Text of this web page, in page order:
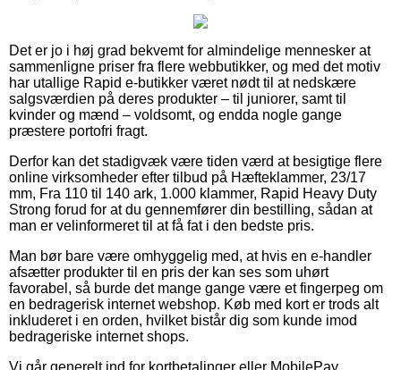
Det er jo i høj grad bekvemt for almindelige mennesker at
sammenligne priser fra flere webbutikker, og med det motiv
har utallige Rapid e-butikker været nødt til at nedskære
salgsværdien på deres produkter – til juniorer, samt til
kvinder og mænd – voldsomt, og endda nogle gange
præstere portofri fragt.
Derfor kan det stadigvæk være tiden værd at besigtige flere
online virksomheder efter tilbud på Hæfteklammer, 23/17
mm, Fra 110 til 140 ark, 1.000 klammer, Rapid Heavy Duty
Strong forud for at du gennemfører din bestilling, sådan at
man er velinformeret til at få fat i den bedste pris.
Man bør bare være omhyggelig med, at hvis en e-handler
afsætter produkter til en pris der kan ses som uhørt
favorabel, så burde det mange gange være et fingerpeg om
en bedragerisk internet webshop. Køb med kort er trods alt
inkluderet i en orden, hvilket bistår dig som kunde imod
bedrageriske internet shops.
Vi går generelt ind for kortbetalinger eller MobilePay.